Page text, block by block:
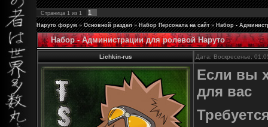
Страница 1 из 1 1
Наруто форум » Основной раздел » Набор Персонала на сайт » Набор -
Набор - Администрации для ролевой Наруто
Lichkin-rus Дата: Воскресенье,
Если вы
для вас